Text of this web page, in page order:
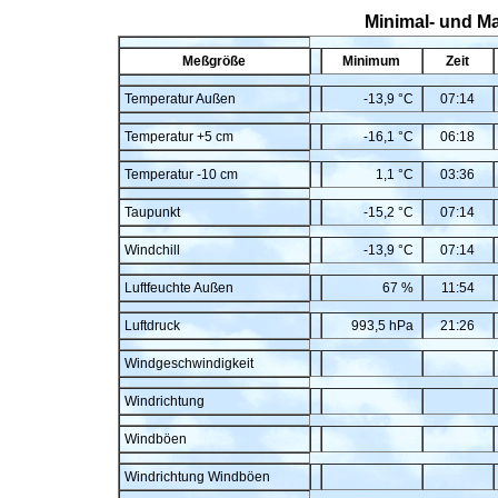
Minimal- und
Meßgröße Minimum Zeit
Temperatur Außen -13,9 °C 07:14
Temperatur +5 cm -16,1 °C 06:18
Temperatur -10 cm 1,1 °C 03:36
Taupunkt -15,2 °C 07:14
Windchill -13,9 °C 07:14
Luftfeuchte Außen 67 % 11:54
Luftdruck 993,5 hPa 21:26
Windgeschwindigkeit
Windrichtung
Windböen
Windrichtung Windböen